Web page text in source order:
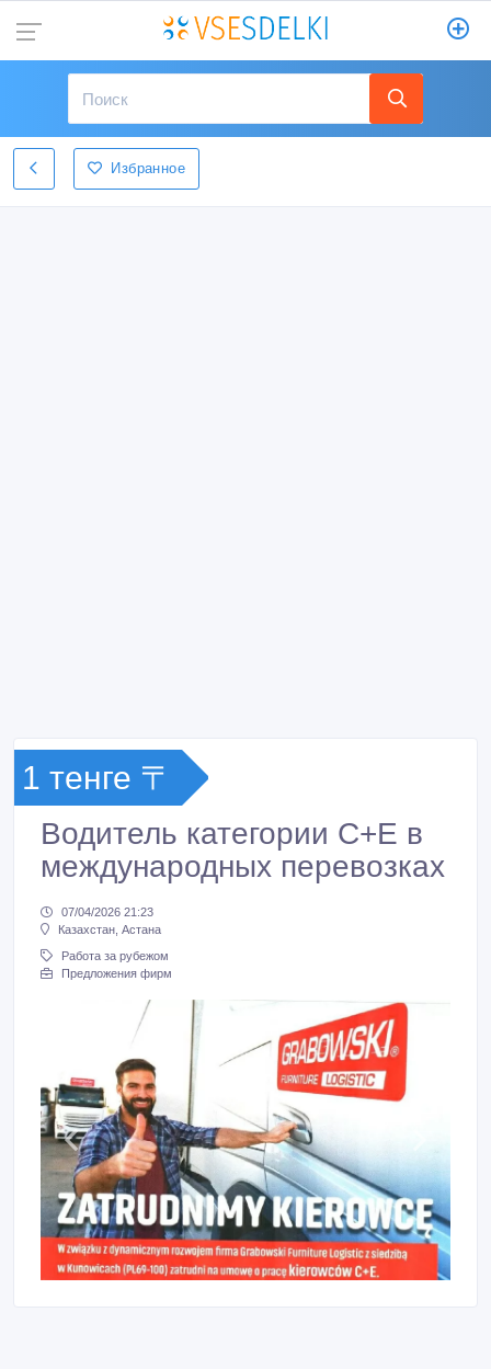
Избранное
1 тенге 〒
Водитель категории C+E в
международных перевозках
07/04/2026 21:23
Казахстан, Астана
Работа за рубежом
Предложения фирм